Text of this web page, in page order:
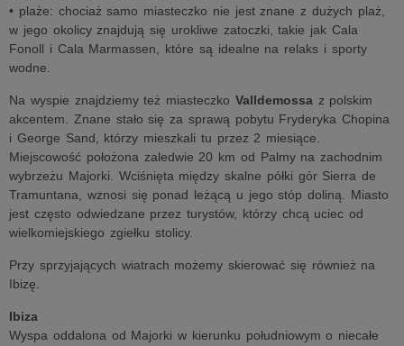
• plaże: chociaż samo miasteczko nie jest znane z dużych plaż,
w jego okolicy znajdują się urokliwe zatoczki, takie jak Cala
Fonoll i Cala Marmassen, które są idealne na relaks i sporty
wodne.
Na wyspie znajdziemy też miasteczko Valldemossaz polskim
akcentem. Znane stało się za sprawą pobytu Fryderyka Chopina
i George Sand, którzy mieszkali tu przez 2 miesiące.
Miejscowość położona zaledwie 20 km od Palmy na zachodnim
wybrzeżu Majorki. Wciśnięta między skalne półki gór Sierra de
Tramuntana, wznosi się ponad leżącą u jego stóp doliną. Miasto
jest często odwiedzane przez turystów, którzy chcą uciec od
wielkomiejskiego zgiełku stolicy.
Przy sprzyjających wiatrach możemy skierować się również na
Ibizę.
Ibiza
Wyspa oddalona od Majorki w kierunku południowym o niecałe